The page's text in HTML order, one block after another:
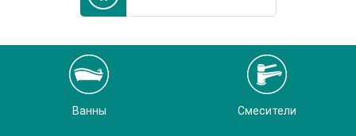
Ванны Смесители